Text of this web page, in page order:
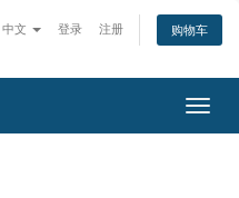
中文 登录 注册 购物车